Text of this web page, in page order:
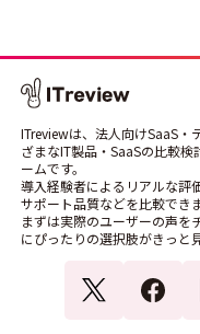
ITreviewは、法人向けSaaS・
ざまなIT製品・SaaSの比較
ームです。
導入経験者によるリアルな評
サポート品質などを比較できま
まずは実際のユーザーの声を
にぴったりの選択肢がきっと